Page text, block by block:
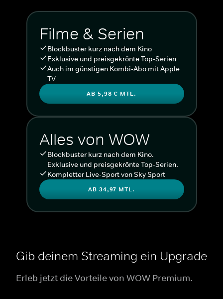
Filme & Serien
Blockbuster kurz nach dem Kino
Exklusive und preisgekrönte Top-Serien
Auch im günstigen Kombi-Abo mit Apple
TV
AB 5,98 € MTL.
Alles von WOW
Blockbuster kurz nach dem Kino.
Exklusive und preisgekrönte Top-Serien.
Kompletter Live-Sport von Sky Sport
AB 34,97 MTL.
Gib deinem Streaming ein Upgrade
Erleb jetzt die Vorteile von WOW Premium.